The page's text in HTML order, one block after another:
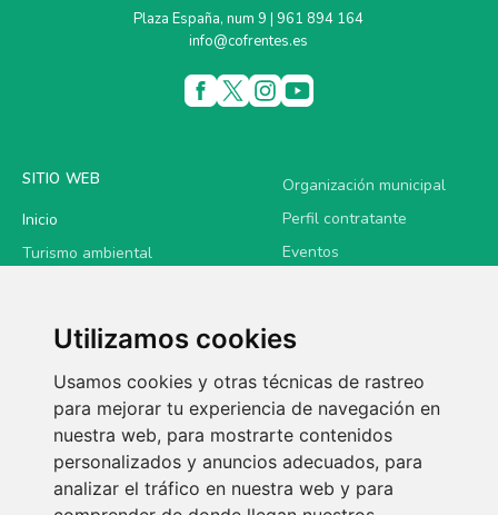
Utilizamos cookies
Usamos cookies y otras técnicas de rastreo
para mejorar tu experiencia de navegación en
nuestra web, para mostrarte contenidos
personalizados y anuncios adecuados, para
analizar el tráfico en nuestra web y para
Plaza España, num 9 | 961 894 164
info@cofrentes.es
SITIO WEB
Inicio
Turismo ambiental
Turismo deportivo
Gastronomía
Organización municipal
Perfil contratante
Eventos
Contacto
Sede electrónica
LEGAL
Política de privacidad